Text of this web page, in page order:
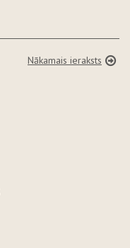
Nākamais ieraksts